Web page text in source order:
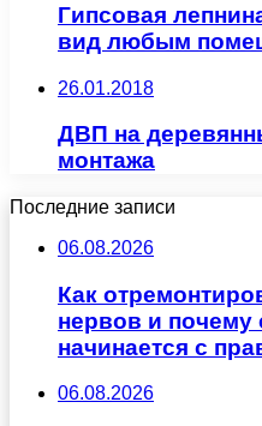
Гипсовая
вид любым
26.01.2018
ДВП на
монтажа
Последние записи
06.08.2026
Как
нервов и почему
начинается с
06.08.2026